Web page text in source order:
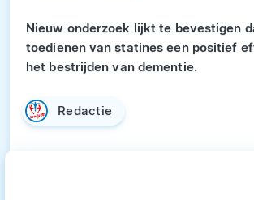
Nieuw onderzoek lijkt te bevestigen
toedienen van statines een positief
het bestrijden van dementie.
Redactie